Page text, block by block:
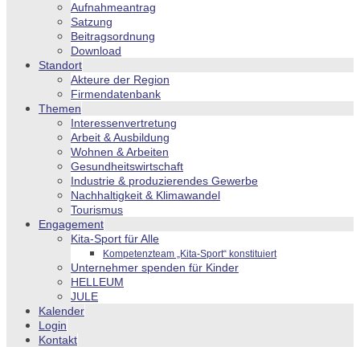
Aufnahmeantrag
Satzung
Beitragsordnung
Download
Standort
Akteure der Region
Firmendatenbank
Themen
Interessenvertretung
Arbeit & Ausbildung
Wohnen & Arbeiten
Gesundheitswirtschaft
Industrie & produzierendes Gewerbe
Nachhaltigkeit & Klimawandel
Tourismus
Engagement
Kita-Sport für Alle
Kompetenzteam „Kita-Sport“ konstituiert
Unternehmer spenden für Kinder
HELLEUM
JULE
Kalender
Login
Kontakt